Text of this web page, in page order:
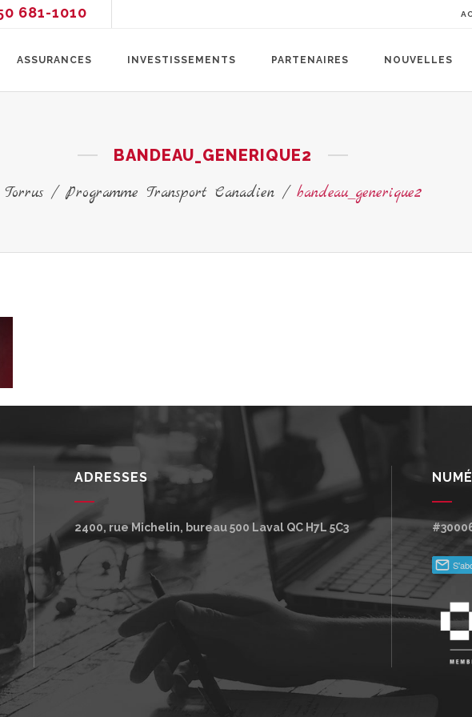
681-1010
ASSURANCES INVESTISSEMENTS PARTENAIRES NOUVELLES
BANDEAU_GENERIQUE2
Torrus/Programme Transport Canadien/ bandeau_generique2
ADRESSES
2400, rue Michelin, bureau 500 Laval QCH7L 5C3